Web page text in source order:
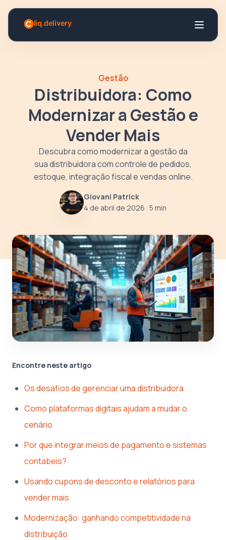
Gestão
Distribuidora: Como
Modernizar a Gestão e
Vender Mais
Descubra como modernizar a gestão da
sua distribuidora com controle de pedidos,
estoque, integração fiscal e vendas online.
Giovani Patrick
4 de abril de 2026 · 5 min
Encontre neste artigo
Os desafios de gerenciar uma distribuidora
Como plataformas digitais ajudam a mudar o
cenário
Por que integrar meios de pagamento e sistemas
contábeis?
Usando cupons de desconto e relatórios para
vender mais
Modernização: ganhando competitividade na
distribuição